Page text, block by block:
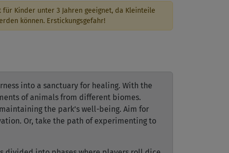
für Kinder unter 3 Jahren geeignet, da Kleinteile
können. Erstickungsgefahr!
into a sanctuary for healing. With the
of animals from different biomes.
the park’s well-being. Aim for
Or, take the path of experimenting to